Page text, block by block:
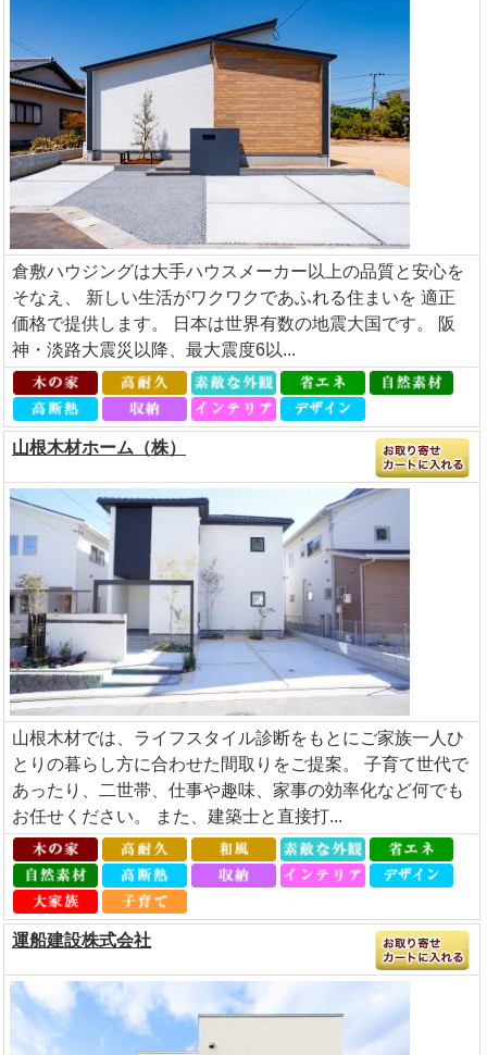
倉敷ハウジングは大手ハウスメーカー以上の品質と安心を
そなえ、 新しい生活がワクワクであふれる住まいを 適正
価格で提供します。 日本は世界有数の地震大国です。 阪
神・淡路大震災以降、最大震度6以...
山根木材ホーム（株）
山根木材では、ライフスタイル診断をもとにご家族一人ひ
とりの暮らし方に合わせた間取りをご提案。 子育て世代で
あったり、二世帯、仕事や趣味、家事の効率化など何でも
お任せください。 また、建築士と直接打...
運船建設株式会社